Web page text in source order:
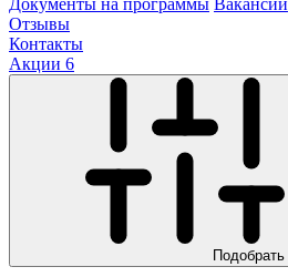
Документы на программы Вакансии
Отзывы
Контакты
Акции 6
Подобрать